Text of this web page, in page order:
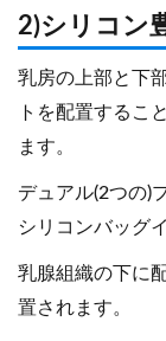
2)シリコン
乳房の上部と下
トを配置するこ
ます。
デュアル(2つの)
シリコンバッグ
乳腺組織の下に
置されます。